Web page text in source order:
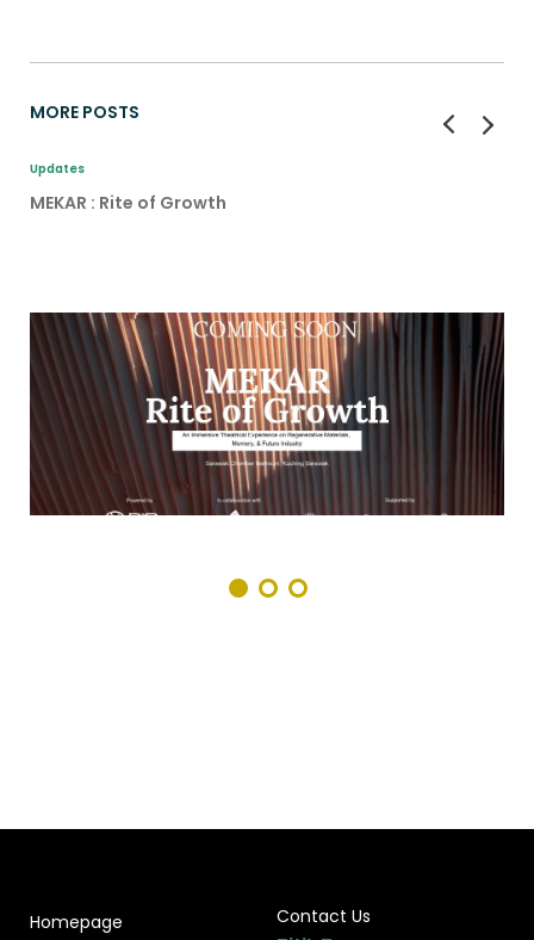
MORE POSTS
Updates
MEKAR : Rite of Growth
Homepage
Contact Us